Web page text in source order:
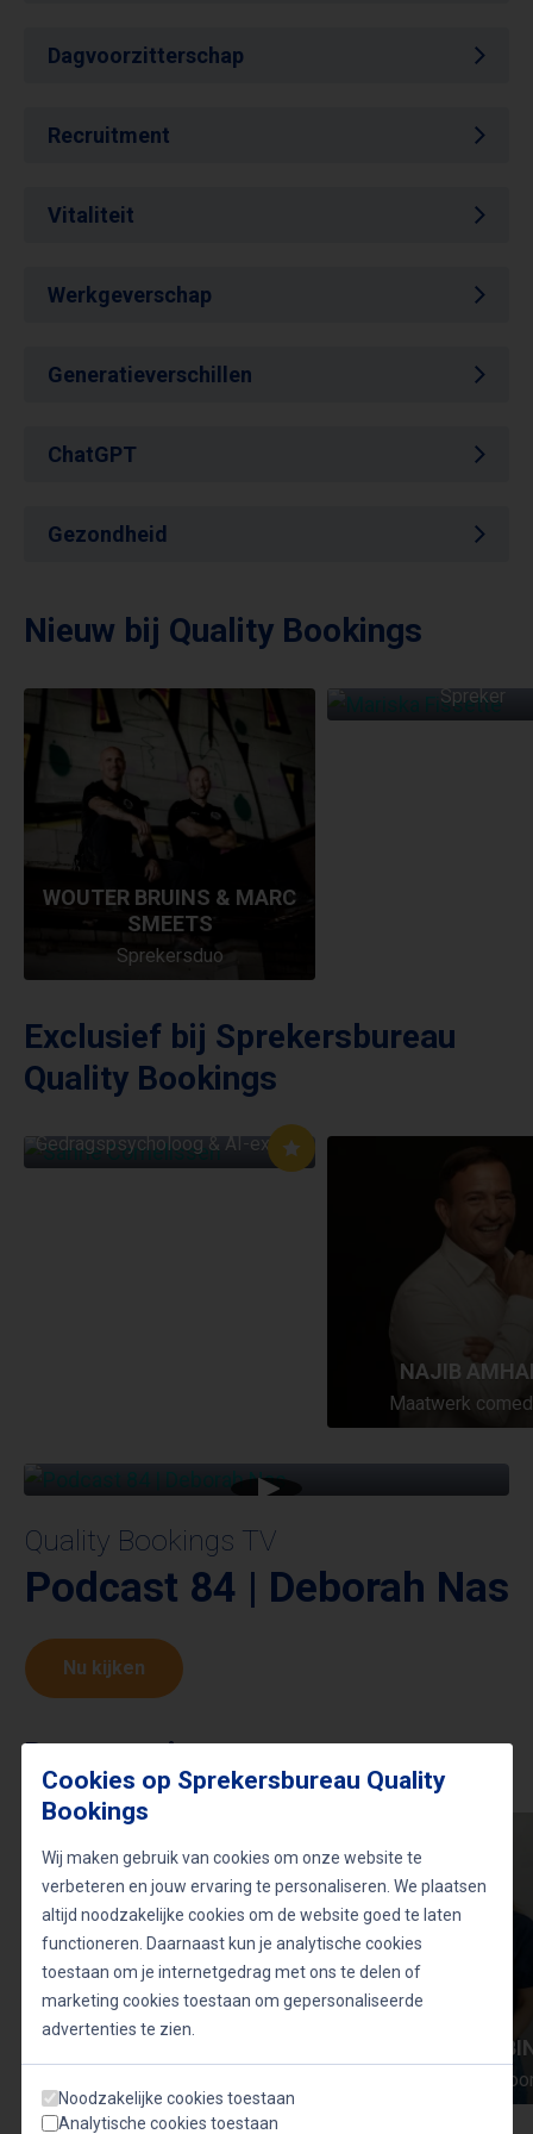
Dagvoorzitterschap
Recruitment
Vitaliteit
Werkgeverschap
Generatieverschillen
ChatGPT
Gezondheid
Nieuw bij Quality Bookings
WOUTER BRUINS & MARC
SMEETS
Sprekersduo
Spreker
Exclusief bij Sprekersbureau
Quality Bookings
Gedragspsycholoog & AI-expert
NAJIB
Maatwerk
Quality Bookings TV
Podcast 84 | Deborah Nas
Nu kijken
Dagvoorzitters
KEES DORRESTEIJN
Dagvoorzitter en presentator
NICOLA
Vrouwelijke
Cookies op Sprekersbureau Quality
Bookings
Wij maken gebruik van cookies om onze website te
verbeteren en jouw ervaring te personaliseren. We plaatsen
altijd noodzakelijke cookies om de website goed te laten
functioneren. Daarnaast kun je analytische cookies
toestaan om je internetgedrag met ons te delen of
marketing cookies toestaan om gepersonaliseerde
advertenties te zien.
Noodzakelijke cookies toestaan
Analytische cookies toestaan